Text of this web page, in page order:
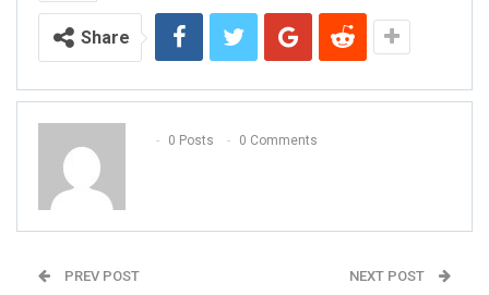
Share
0 Posts 0 Comments
PREV POST NEXT POST